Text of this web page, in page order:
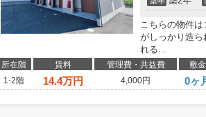
こちらの物件
がしっかり造ら
れる...
所在階 賃料 管理費・共益費 敷金
1-2階
14.4万円 4,000円 0ヶ